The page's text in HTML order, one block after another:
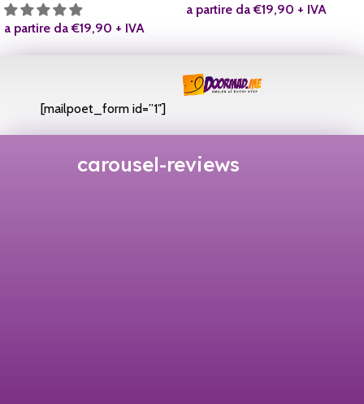
a partire da€19,90 + IVA
a partire da€19,90 + IVA
[mailpoet_form id=”1″]
carousel-reviews